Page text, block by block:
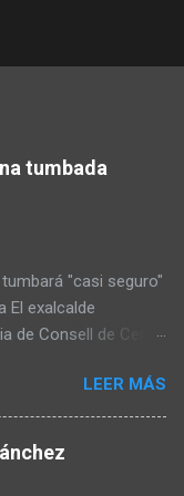
tumbada
"casi seguro"
El exalcalde
de Consell de Cent
de Trias
puerta a un pacto
la ciudad: "Pero
LEER MÁS